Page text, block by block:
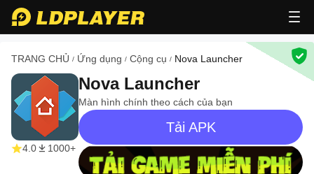
TRANG CHỦ / Ứng dụng / Cộng cụ / Nova Launcher
4.0 1000+
Nova Launcher
Màn hình chính theo cách của bạn
Tải APK
recommend